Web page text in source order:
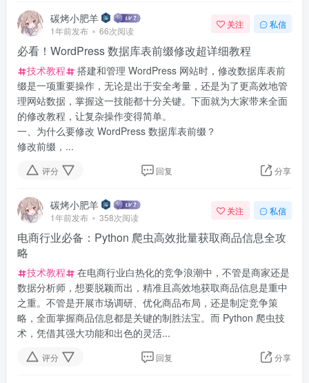
碳烤小肥羊
1年前发布 66次阅读
关注 私信
必看！WordPress 数据库表前缀修改超详细教程
技术教程
搭建和管理 WordPress 网站时，修改数据库表前
缀是一项重要操作，无论是出于安全考量，还是为了更高效地管
理网站数据，掌握这一技能都十分关键。下面就为大家带来全面
的修改教程，让复杂操作变得简单。
一、为什么要修改 WordPress 数据库表前缀？
修改前缀，...
评分 回复 分享
碳烤小肥羊
1年前发布 358次阅读
关注 私信
电商行业必备：Python 爬虫高效批量获取商品信息全攻
略
技术教程
在电商行业白热化的竞争浪潮中，不管是商家还是
数据分析师，想要脱颖而出，精准且高效地获取商品信息是重中
之重。不管是开展市场调研、优化商品布局，还是制定竞争策
略，全面掌握商品信息都是关键的制胜法宝。而 Python 爬虫技
术，凭借其强大功能和出色的灵活...
评分 回复 分享